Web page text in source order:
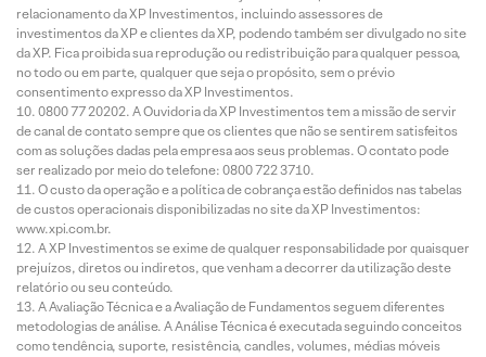
relacionamento da XP Investimentos, incluindo assessores de
investimentos da XP e clientes da XP, podendo também ser divulgado no site
da XP. Fica proibida sua reprodução ou redistribuição para qualquer pessoa,
no todo ou em parte, qualquer que seja o propósito, sem o prévio
consentimento expresso da XP Investimentos.
0800 77 20202. A Ouvidoria da XP Investimentos tem a missão de servir
de canal de contato sempre que os clientes que não se sentirem satisfeitos
com as soluções dadas pela empresa aos seus problemas. O contato pode
ser realizado por meio do telefone: 0800 722 3710.
O custo da operação e a política de cobrança estão definidos nas tabelas
de custos operacionais disponibilizadas no site da XP Investimentos:
www.xpi.com.br.
A XP Investimentos se exime de qualquer responsabilidade por quaisquer
prejuízos, diretos ou indiretos, que venham a decorrer da utilização deste
relatório ou seu conteúdo.
A Avaliação Técnica e a Avaliação de Fundamentos seguem diferentes
metodologias de análise. A Análise Técnica é executada seguindo conceitos
como tendência, suporte, resistência, candles, volumes, médias móveis